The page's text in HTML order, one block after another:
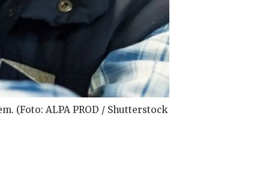
(Foto: ALPA PROD / Shutterstock